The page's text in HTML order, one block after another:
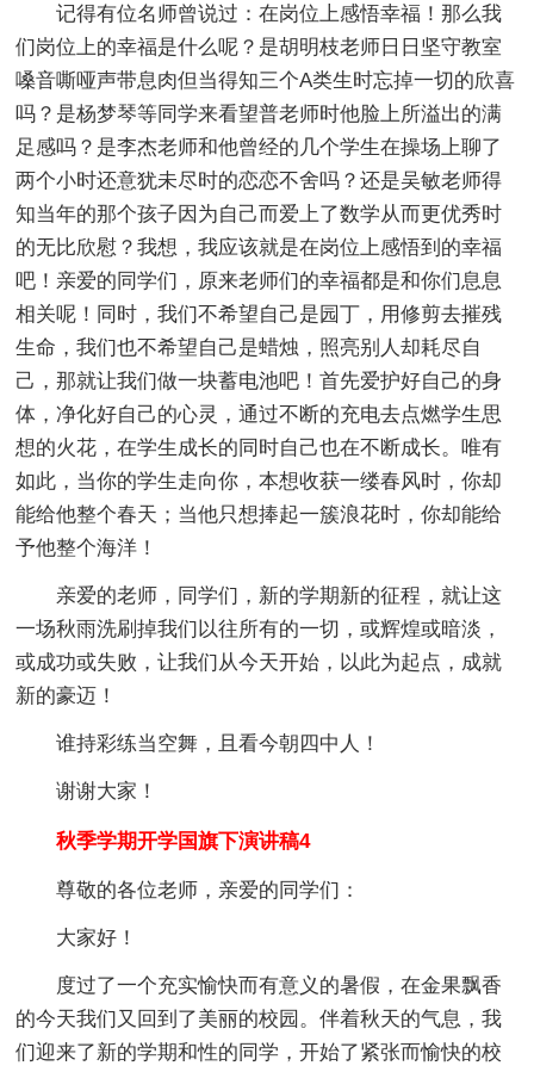
记得有位名师曾说过：在岗位上感悟幸福！那么我
们岗位上的幸福是什么呢？是胡明枝老师日日坚守教室
嗓音嘶哑声带息肉但当得知三个A类生时忘掉一切的欣喜
吗？是杨梦琴等同学来看望普老师时他脸上所溢出的满
足感吗？是李杰老师和他曾经的几个学生在操场上聊了
两个小时还意犹未尽时的恋恋不舍吗？还是吴敏老师得
知当年的那个孩子因为自己而爱上了数学从而更优秀时
的无比欣慰？我想，我应该就是在岗位上感悟到的幸福
吧！亲爱的同学们，原来老师们的幸福都是和你们息息
相关呢！同时，我们不希望自己是园丁，用修剪去摧残
生命，我们也不希望自己是蜡烛，照亮别人却耗尽自
己，那就让我们做一块蓄电池吧！首先爱护好自己的身
体，净化好自己的心灵，通过不断的充电去点燃学生思
想的火花，在学生成长的同时自己也在不断成长。唯有
如此，当你的学生走向你，本想收获一缕春风时，你却
能给他整个春天；当他只想捧起一簇浪花时，你却能给
予他整个海洋！
亲爱的老师，同学们，新的学期新的征程，就让这
一场秋雨洗刷掉我们以往所有的一切，或辉煌或暗淡，
或成功或失败，让我们从今天开始，以此为起点，成就
新的豪迈！
谁持彩练当空舞，且看今朝四中人！
谢谢大家！
秋季学期开学国旗下演讲稿4
尊敬的各位老师，亲爱的同学们：
大家好！
度过了一个充实愉快而有意义的暑假，在金果飘香
的今天我们又回到了美丽的校园。伴着秋天的气息，我
们迎来了新的学期和性的同学，开始了紧张而愉快的校